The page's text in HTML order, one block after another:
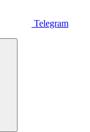
Telegram